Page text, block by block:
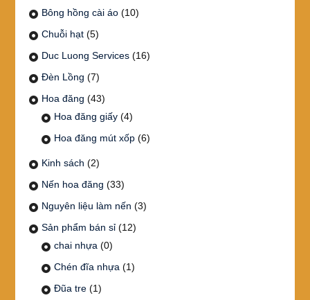
Bông hồng cài áo (10)
Chuỗi hạt (5)
Duc Luong Services (16)
Đèn Lồng (7)
Hoa đăng (43)
Hoa đăng giấy (4)
Hoa đăng mút xốp (6)
Kinh sách (2)
Nến hoa đăng (33)
Nguyên liệu làm nến (3)
Sản phẩm bán sỉ (12)
chai nhựa (0)
Chén đĩa nhựa (1)
Đũa tre (1)